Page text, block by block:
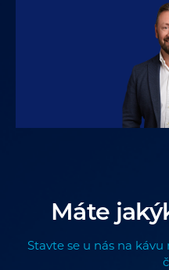
Máte
Stavte se u nás na